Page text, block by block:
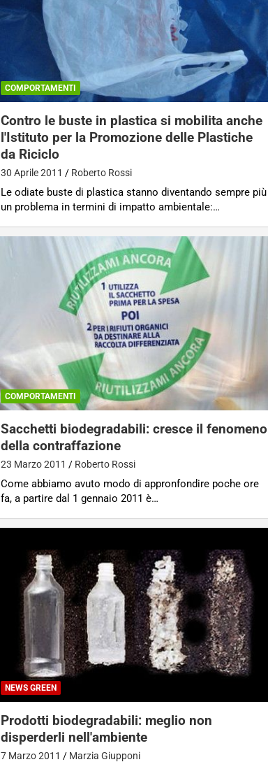
COMPORTAMENTI
Contro le buste in plastica si mobilita anche
l'Istituto per la Promozione delle Plastiche
da Riciclo
30 Aprile 2011 Roberto Rossi
Le odiate buste di plastica stanno diventando sempre più
un problema in termini di impatto ambientale:…
COMPORTAMENTI
Sacchetti biodegradabili: cresce il fenomeno
della contraffazione
23 Marzo 2011 Roberto Rossi
Come abbiamo avuto modo di appronfondire poche ore
fa, a partire dal 1 gennaio 2011 è…
NEWS GREEN
Prodotti biodegradabili: meglio non
disperderli nell'ambiente
7 Marzo 2011 Marzia Giupponi